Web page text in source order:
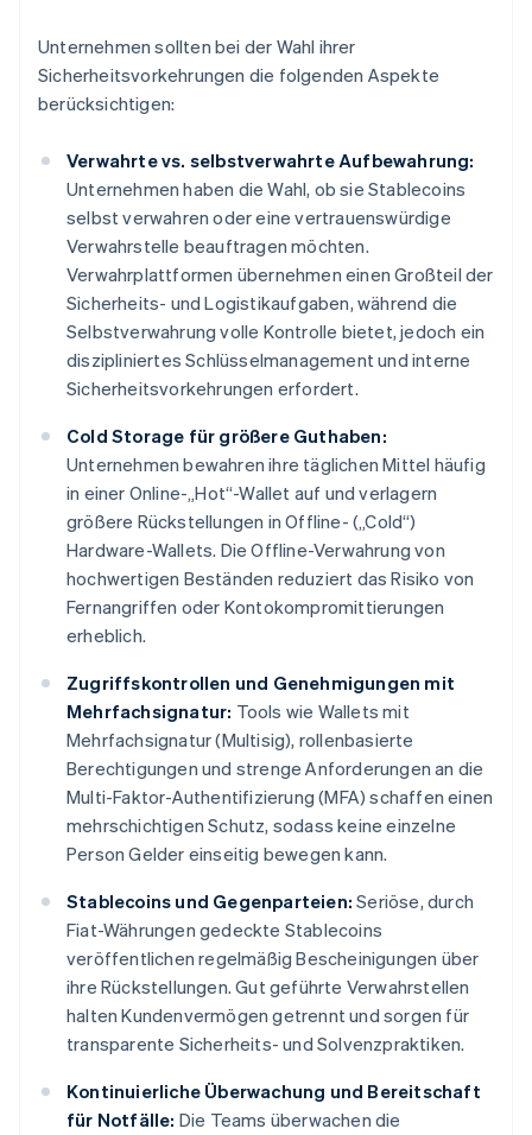
Unternehmen sollten bei der Wahl ihrer
Sicherheitsvorkehrungen die folgenden Aspekte
berücksichtigen:
Verwahrte vs. selbstverwahrte Aufbewahrung:
Unternehmen haben die Wahl, ob sie Stablecoins
selbst verwahren oder eine vertrauenswürdige
Verwahrstelle beauftragen möchten.
Verwahrplattformen übernehmen einen Großteil der
Sicherheits- und Logistikaufgaben, während die
Selbstverwahrung volle Kontrolle bietet, jedoch ein
diszipliniertes Schlüsselmanagement und interne
Sicherheitsvorkehrungen erfordert.
Cold Storage für größere Guthaben:
Unternehmen bewahren ihre täglichen Mittel häufig
in einer Online-„Hot“-Wallet auf und verlagern
größere Rückstellungen in Offline- („Cold“)
Hardware-Wallets. Die Offline-Verwahrung von
hochwertigen Beständen reduziert das Risiko von
Fernangriffen oder Kontokompromittierungen
erheblich.
Zugriffskontrollen und Genehmigungen mit
Mehrfachsignatur: Tools wie Wallets mit
Mehrfachsignatur (Multisig), rollenbasierte
Berechtigungen und strenge Anforderungen an die
Multi-Faktor-Authentifizierung (MFA) schaffen einen
mehrschichtigen Schutz, sodass keine einzelne
Person Gelder einseitig bewegen kann.
Stablecoins und Gegenparteien: Seriöse, durch
Fiat-Währungen gedeckte Stablecoins
veröffentlichen regelmäßig Bescheinigungen über
ihre Rückstellungen. Gut geführte Verwahrstellen
halten Kundenvermögen getrennt und sorgen für
transparente Sicherheits- und Solvenzpraktiken.
Kontinuierliche Überwachung und Bereitschaft
für Notfälle: Die Teams überwachen die